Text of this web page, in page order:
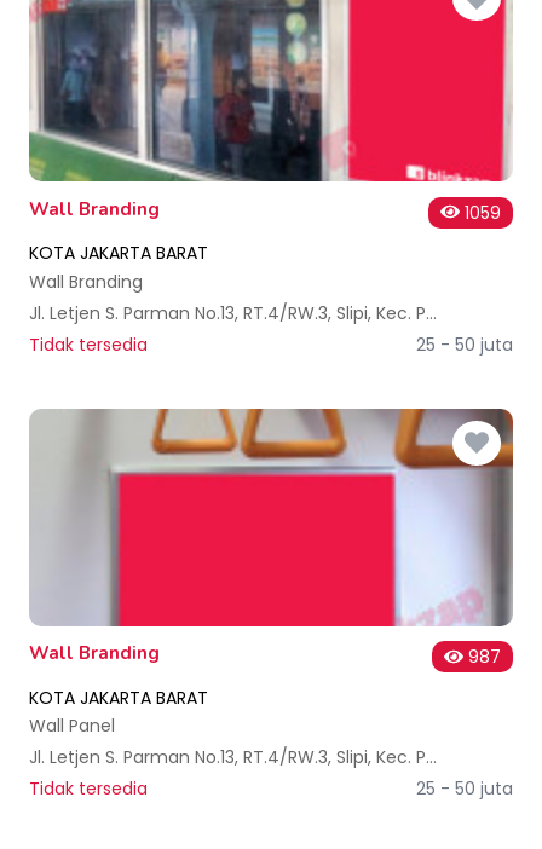
Wall Branding
1059
KOTA JAKARTA BARAT
Wall Branding
Jl. Letjen S. Parman No.13, RT.4/RW.3, Slipi, Kec. Palmerah, Kota Jakarta Barat, Daerah Khusus Ibukota Jakarta 11480, Indonesia
Tidak tersedia
25 - 50 juta
Wall Branding
987
KOTA JAKARTA BARAT
Wall Panel
Jl. Letjen S. Parman No.13, RT.4/RW.3, Slipi, Kec. Palmerah, Kota Jakarta Barat, Daerah Khusus Ibukota Jakarta 11480, Indonesia
Tidak tersedia
25 - 50 juta